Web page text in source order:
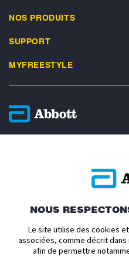
NOS PRODUITS
SUPPORT
MYFREESTYLE
Politique
FreeStyle, Libre, et les marques
d’Abbott. mylife et YpsoPump sont
CamAPS et une marque déposée
NOUS
Le site utilise des cookies
associées, comme décrit
afin de permettre